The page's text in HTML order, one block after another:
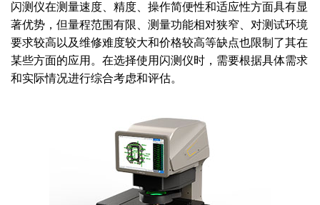
闪测仪在测量速度、精度、操作简便性和适应性方面具有显
著优势，但量程范围有限、测量功能相对狭窄、对测试环境
要求较高以及维修难度较大和价格较高等缺点也限制了其在
某些方面的应用。在选择使用闪测仪时，需要根据具体需求
和实际情况进行综合考虑和评估。